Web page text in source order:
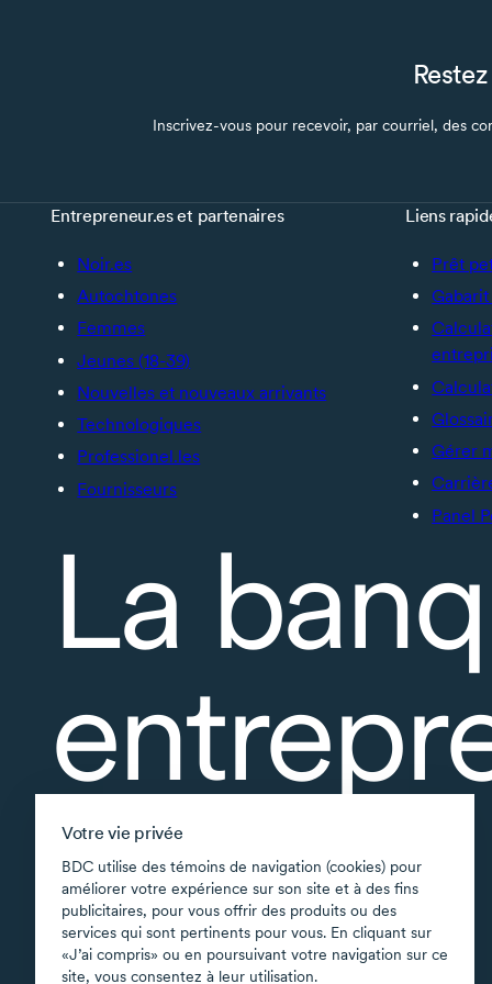
Votre vie privée
BDC utilise des témoins de navigation (cookies) pour
améliorer votre expérience sur son site et à des fins
publicitaires, pour vous offrir des produits ou des
services qui sont pertinents pour vous. En cliquant sur
«J’ai compris» ou en poursuivant votre navigation sur ce
site, vous consentez à leur utilisation.
Inscrivez-vous pour recevoir, par courriel, des
Entrepreneur.es et partenaires
Noir.es
Autochtones
Femmes
Jeunes (18-39)
Nouvelles et nouveaux arrivants
Technologiques
Professionel.les
Fournisseurs
Liens
Prêt
Gabarit
Gérer
Panel
La
À propos
Accessibilité
Applications soutenues
Carte du site
Conditions d’utilisation